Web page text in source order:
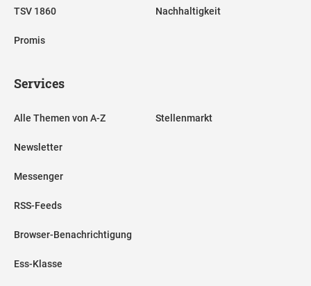
TSV 1860
Promis
Nachhaltigkeit
Services
Alle Themen von A-Z
Newsletter
Messenger
RSS-Feeds
Browser-Benachrichtigung
Ess-Klasse
Stellenmarkt